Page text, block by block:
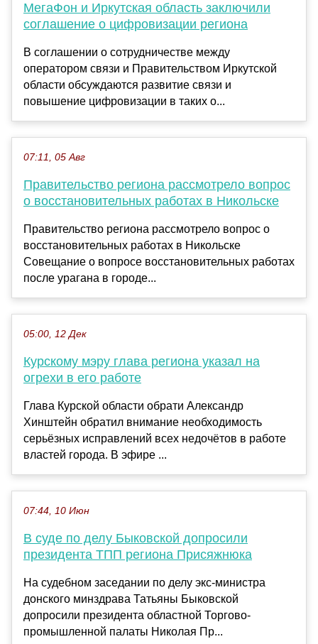
МегаФон и Иркутская область заключили
соглашение о цифровизации региона
В соглашении о сотрудничестве между
оператором связи и Правительством Иркутской
области обсуждаются развитие связи и
повышение цифровизации в таких о...
07:11, 05 Авг
Правительство региона рассмотрело вопрос
о восстановительных работах в Никольске
Правительство региона рассмотрело вопрос о
восстановительных работах в Никольске
Совещание о вопросе восстановительных работах
после урагана в городе...
05:00, 12 Дек
Курскому мэру глава региона указал на
огрехи в его работе
Глава Курской области обрати Александр
Хинштейн обратил внимание необходимость
серьёзных исправлений всех недочётов в работе
властей города. В эфире ...
07:44, 10 Июн
В суде по делу Быковской допросили
президента ТПП региона Присяжнюка
На судебном заседании по делу экс-министра
донского минздрава Татьяны Быковской
допросили президента областной Торгово-
промышленной палаты Николая Пр...